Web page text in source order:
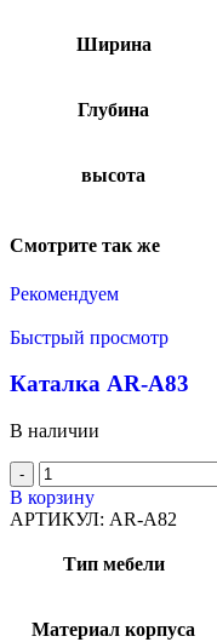
Ширина
Глубина
высота
Смотрите так же
Рекомендуем
Быстрый просмотр
Каталка AR-A83
В наличии
В корзину
АРТИКУЛ: AR-A82
Тип мебели
Материал корпуса